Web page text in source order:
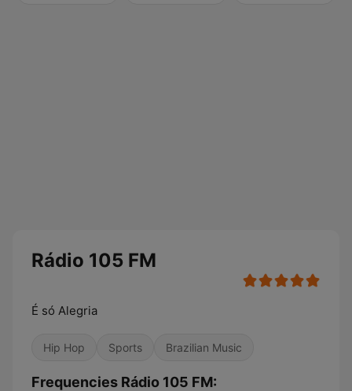
Rádio 105 FM
É só Alegria
Hip Hop Sports Brazilian Music
Frequencies Rádio 105 FM: